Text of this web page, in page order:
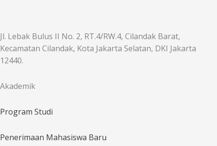
Jl. Lebak Bulus II No. 2, RT.4/RW.4, Cilandak Barat,
Kecamatan Cilandak, Kota Jakarta Selatan, DKI Jakarta
12440.
Akademik
Program Studi
Penerimaan Mahasiswa Baru